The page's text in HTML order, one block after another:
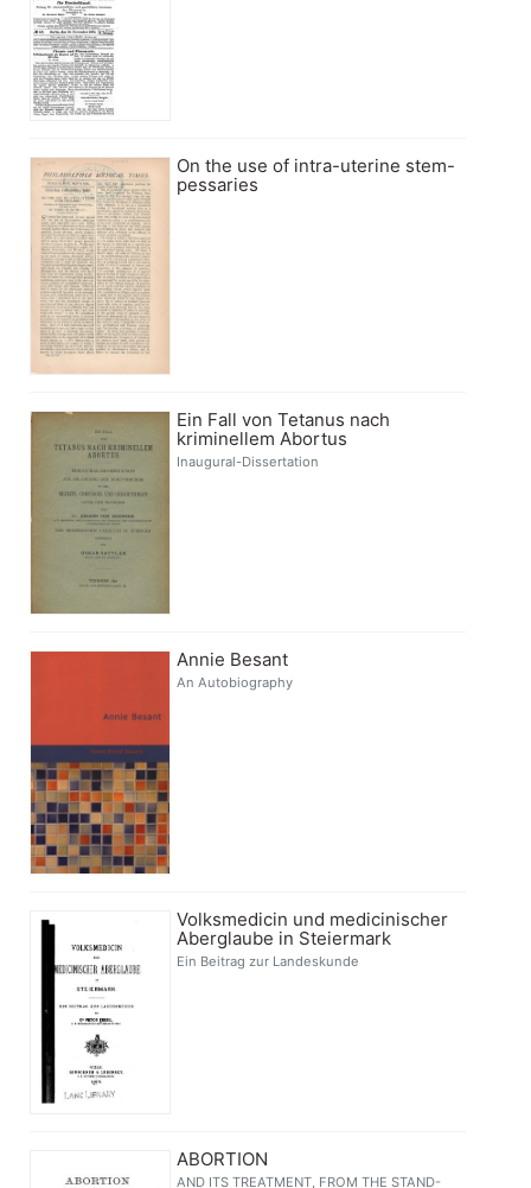
On the use of intra-uterine stem-
pessaries
Ein Fall von Tetanus nach
kriminellem Abortus
Inaugural-Dissertation
Annie Besant
An Autobiography
Volksmedicin und medicinischer
Aberglaube in Steiermark
Ein Beitrag zur Landeskunde
ABORTION
AND ITS TREATMENT, FROM THE STAND-